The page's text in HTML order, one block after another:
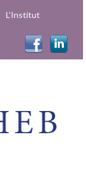
L’Institut